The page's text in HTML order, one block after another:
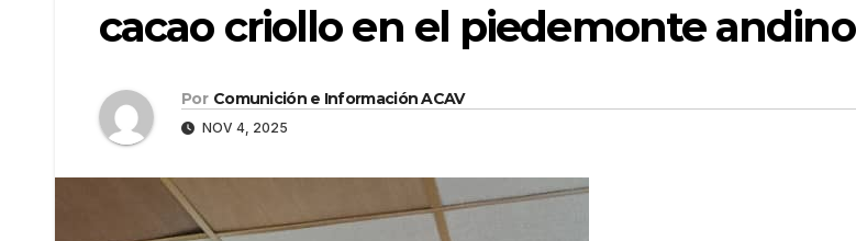
cacao criollo en el piedemonte andino
Por Comunición e Información ACAV
NOV 4, 2025